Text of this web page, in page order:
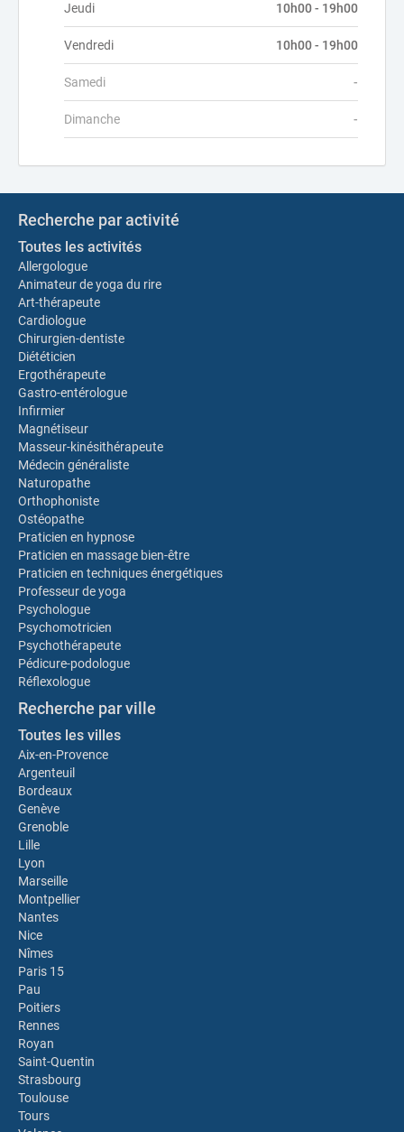
Jeudi 10h00 - 19h00
Vendredi 10h00 - 19h00
Samedi -
Dimanche -
Recherche par activité
Toutes les activités
Allergologue
Animateur de yoga du rire
Art-thérapeute
Cardiologue
Chirurgien-dentiste
Diététicien
Ergothérapeute
Gastro-entérologue
Infirmier
Magnétiseur
Masseur-kinésithérapeute
Médecin généraliste
Naturopathe
Orthophoniste
Ostéopathe
Praticien en hypnose
Praticien en massage bien-être
Praticien en techniques énergétiques
Professeur de yoga
Psychologue
Psychomotricien
Psychothérapeute
Pédicure-podologue
Réflexologue
Recherche par ville
Toutes les villes
Aix-en-Provence
Argenteuil
Bordeaux
Genève
Grenoble
Lille
Lyon
Marseille
Montpellier
Nantes
Nice
Nîmes
Paris 15
Pau
Poitiers
Rennes
Royan
Saint-Quentin
Strasbourg
Toulouse
Tours